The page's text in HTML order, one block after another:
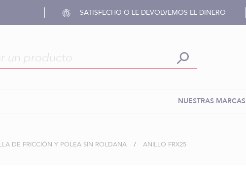
SATISFECHO O LE DEVOLVEMOS EL DINERO
NUESTRAS MARCAS
DE FRICCIÓN Y POLEA SIN ROLDANA ANILLO FRX25